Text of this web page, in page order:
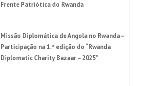
Frente Patriótica do Rwanda
Missão Diplomática de Angola no Rwanda –
Participação na 1.ª edição do “Rwanda
Diplomatic Charity Bazaar – 2025”